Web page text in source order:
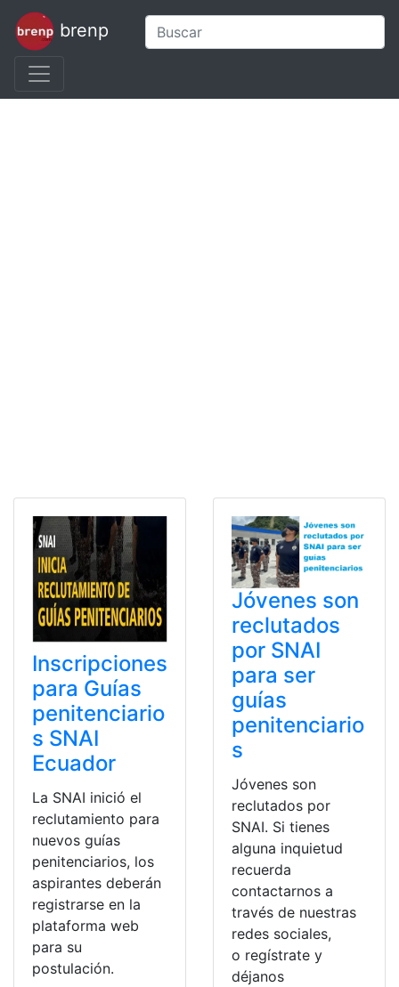
brenp
Inscripciones
para Guías
penitenciario
s SNAI
Ecuador
La SNAI inició el
reclutamiento para
nuevos guías
penitenciarios, los
aspirantes deberán
registrarse en la
plataforma web
para su
postulación.
Jóvenes son
reclutados
por SNAI
para ser
guías
penitenciario
s
Jóvenes son
reclutados por
SNAI. Si tienes
alguna inquietud
recuerda
contactarnos a
través de nuestras
redes sociales,
o regístrate y
déjanos